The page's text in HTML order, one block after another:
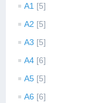
A1 [5]
A2 [5]
A3 [5]
A4 [6]
A5 [5]
A6 [6]